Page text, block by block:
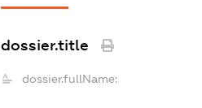
dossier.title
dossier.fullName: